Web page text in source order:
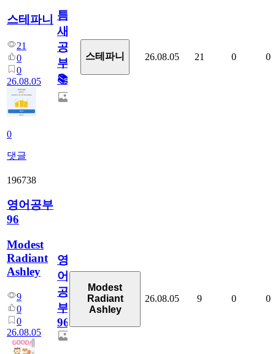
스테파니
21
0
0
26.08.05
0
댓글
틈
새
공
부!
📚
스테파니 26.08.05 21 0 0
196738
영어공부
96
Modest
Radiant
Ashley
9
0
0
26.08.05
영
어
공
부
96
Modest
Radiant
Ashley
26.08.05 9 0 0